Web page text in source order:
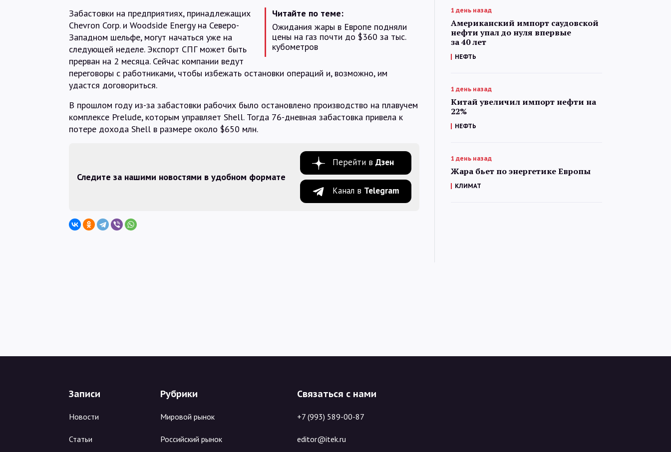
Читайте по теме:
Ожидания жары в Европе подняли
цены на газ почти до $360 за тыс.
кубометров
Забастовки на предприятиях, принадлежащих
Chevron Corp. и Woodside Energy на Северо-
Западном шельфе, могут начаться уже на
следующей неделе. Экспорт СПГ может быть
прерван на 2 месяца. Сейчас компании ведут
переговоры с работниками, чтобы избежать остановки операций и, возможно, им
удастся договориться.
В прошлом году из-за забастовки рабочих было остановлено производство на плавучем
комплексе Prelude, которым управляет Shell. Тогда 76-дневная забастовка привела к
потере дохода Shell в размере около $650 млн.
Следите за нашими новостями в удобном формате
Перейти в Дзен
Канал в Telegram
1 день назад
Американский импорт саудовской
нефти упал до нуля впервые
за 40 лет
НЕФТЬ
1 день назад
Китай увеличил импорт нефти на
22%
НЕФТЬ
1 день назад
Жара бьет по энергетике Европы
КЛИМАТ
Записи
Новости
Статьи
Рубрики
Мировой рынок
Российский рынок
Связаться с нами
+7 (993) 589-00-87
editor@itek.ru